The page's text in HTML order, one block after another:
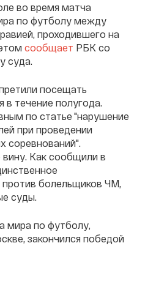
во время матча
по футболу между
проходившего на
сообщает РБК со
суда.
посещать
в течение полугода.
по статье "нарушение
при проведении
соревнований".
вину. Как сообщили в
болельщиков ЧМ,
суды.
мира по футболу,
закончился победой